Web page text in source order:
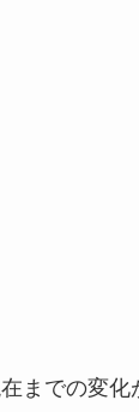
までの変化